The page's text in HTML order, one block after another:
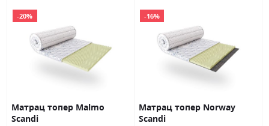
-20%
Матрац топер Malmo
Scandi
-16%
Матрац топер Norway
Scandi